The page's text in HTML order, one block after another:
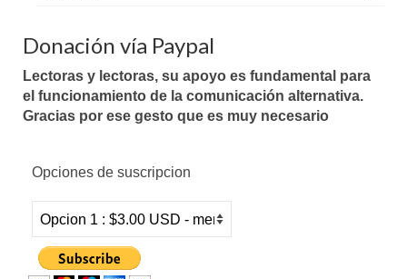
Donación vía Paypal
Lectoras y lectoras, su apoyo es fundamental para
el funcionamiento de la comunicación alternativa.
Gracias por ese gesto que es muy necesario
Opciones de suscripcion